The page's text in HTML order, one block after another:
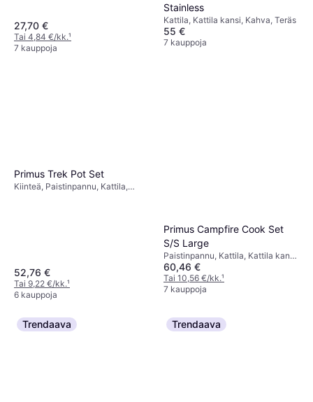
27,70 €
Tai 4,84 €/kk.¹
7 kauppoja
Stainless
Kattila, Kattila kansi, Kahva, Teräs
55 €
7 kauppoja
Primus Trek Pot Set
Kiinteä, Paistinpannu, Kattila,
52,76 €
Tai 9,22 €/kk.¹
6 kauppoja
Primus Campfire Cook Set
S/S Large
Paistinpannu, Kattila, Kattila kansi,
Teräs
60,46 €
Tai 10,56 €/kk.¹
7 kauppoja
Trendaava Trendaava